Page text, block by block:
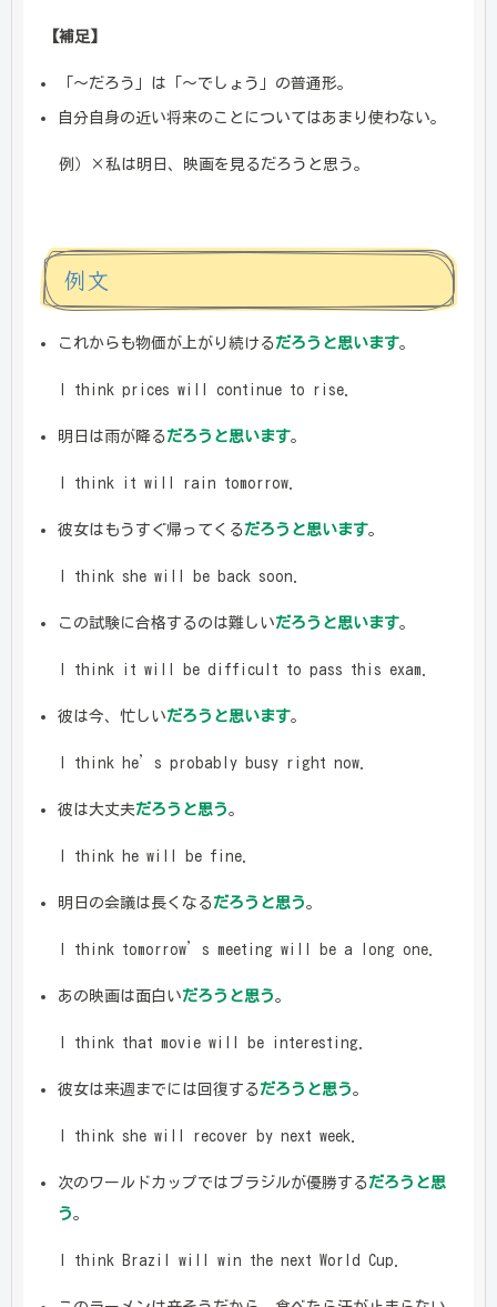
【補足】
「～だろう」は「～でしょう」の普通形。
自分自身の近い将来のことについてはあまり使わない。
例）×私は明日、映画を見るだろうと思う。
例文
これからも物価が上がり続けるだろうと思います。
I think prices will continue to rise.
明日は雨が降るだろうと思います。
I think it will rain tomorrow.
彼女はもうすぐ帰ってくるだろうと思います。
I think she will be back soon.
この試験に合格するのは難しいだろうと思います。
I think it will be difficult to pass this exam.
彼は今、忙しいだろうと思います。
I think he’s probably busy right now.
彼は大丈夫だろうと思う。
I think he will be fine.
明日の会議は長くなるだろうと思う。
I think tomorrow’s meeting will be a long one.
あの映画は面白いだろうと思う。
I think that movie will be interesting.
彼女は来週までには回復するだろうと思う。
I think she will recover by next week.
次のワールドカップではブラジルが優勝するだろうと思
う。
I think Brazil will win the next World Cup.